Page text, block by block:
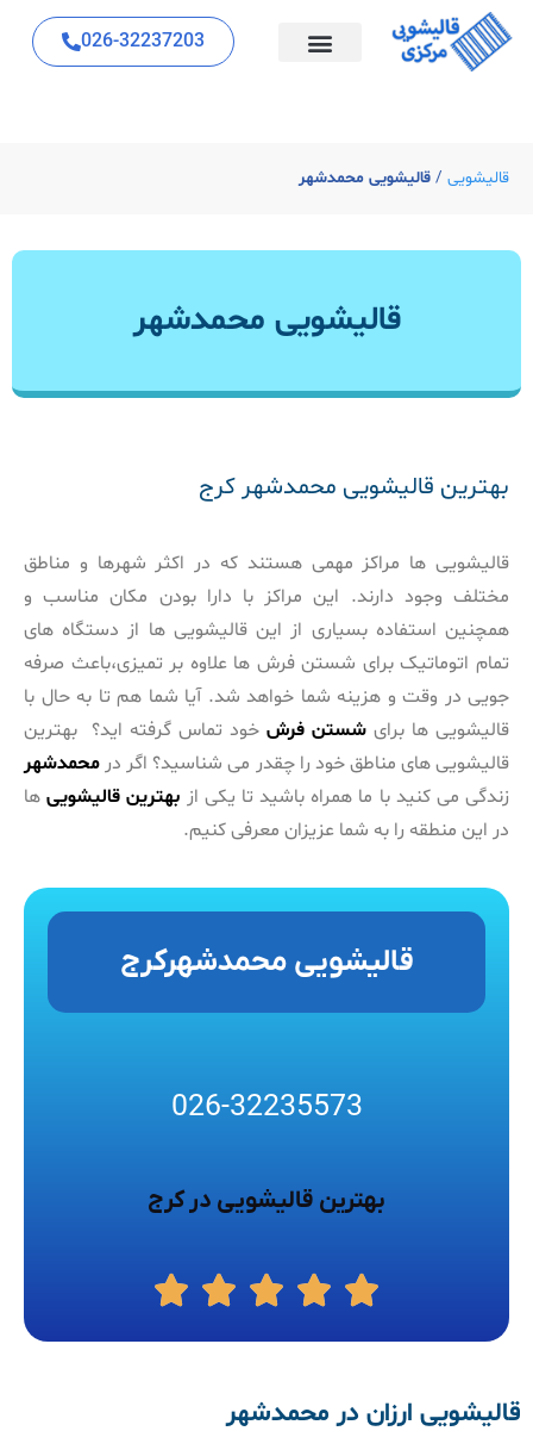
026-32237203
قالیشویی / قالیشویی محمدشهر
قالیشویی محمدشهر
بهترین قالیشویی محمدشهر کرج
قالیشویی ها مراکز مهمی هستند که در اکثر شهرها و مناطق
مختلف وجود دارند. این مراکز با دارا بودن مکان مناسب و
همچنین استفاده بسیاری از این قالیشویی ها از دستگاه های
تمام اتوماتیک برای شستن فرش ها علاوه بر تمیزی،باعث صرفه
جویی در وقت و هزینه شما خواهد شد. آیا شما هم تا به حال با
قالیشویی ها برای شستن فرش خود تماس گرفته اید؟ بهترین
قالیشویی های مناطق خود را چقدر می شناسید؟ اگر در محمدشهر
زندگی می کنید با ما همراه باشید تا یکی از بهترین قالیشوییها
در این منطقه را به شما عزیزان معرفی کنیم.
قالیشویی محمدشهرکرج
026-32235573
بهترین قالیشویی در کرج
قالیشویی ارزان در محمدشهر